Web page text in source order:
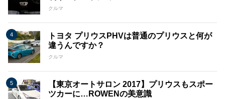
クルマ
トヨタ プリウスPHVは普通のプリウスと何が
違うんですか？
クルマ
【東京オートサロン 2017】プリウスもスポー
ツカーに…ROWENの美意識